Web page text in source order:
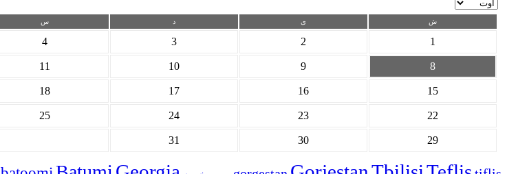
ش ی د س
1
2
3
4
8
9
10
11
15
16
17
18
22
23
24
25
29
30
31